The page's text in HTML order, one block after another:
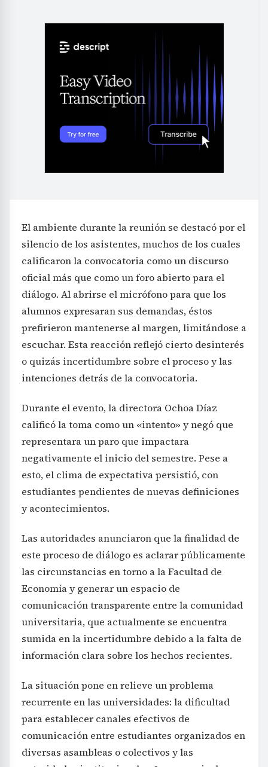
El ambiente durante la reunión se destacó por el
silencio de los asistentes, muchos de los cuales
calificaron la convocatoria como un discurso
oficial más que como un foro abierto para el
diálogo. Al abrirse el micrófono para que los
alumnos expresaran sus demandas, éstos
prefirieron mantenerse al margen, limitándose a
escuchar. Esta reacción reflejó cierto desinterés
o quizás incertidumbre sobre el proceso y las
intenciones detrás de la convocatoria.
Durante el evento, la directora Ochoa Díaz
calificó la toma como un «intento» y negó que
representara un paro que impactara
negativamente el inicio del semestre. Pese a
esto, el clima de expectativa persistió, con
estudiantes pendientes de nuevas definiciones
y acontecimientos.
Las autoridades anunciaron que la finalidad de
este proceso de diálogo es aclarar públicamente
las circunstancias en torno a la Facultad de
Economía y generar un espacio de
comunicación transparente entre la comunidad
universitaria, que actualmente se encuentra
sumida en la incertidumbre debido a la falta de
información clara sobre los hechos recientes.
La situación pone en relieve un problema
recurrente en las universidades: la dificultad
para establecer canales efectivos de
comunicación entre estudiantes organizados en
diversas asambleas o colectivos y las